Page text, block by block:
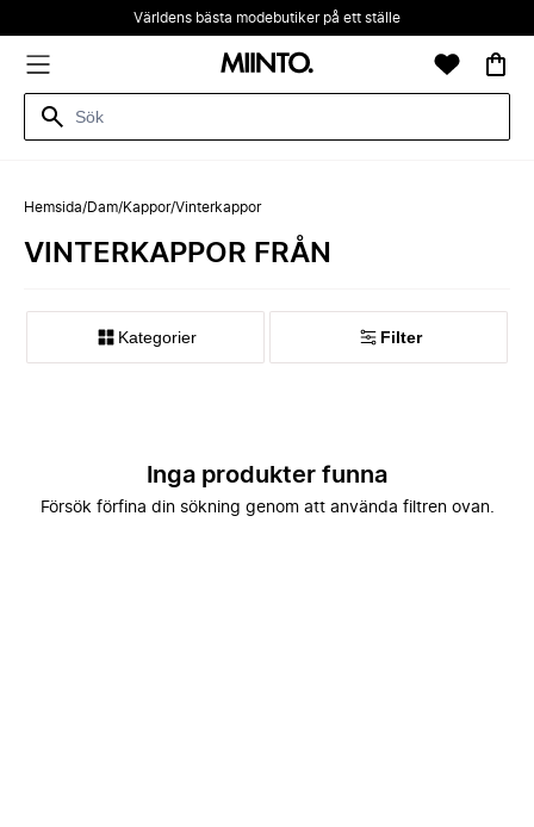
Världens bästa modebutiker på ett ställe
Hemsida/Dam/Kappor/Vinterkappor
VINTERKAPPOR FRÅN
Kategorier Filter
Inga produkter funna
Försök förfina din sökning genom att använda filtren ovan.